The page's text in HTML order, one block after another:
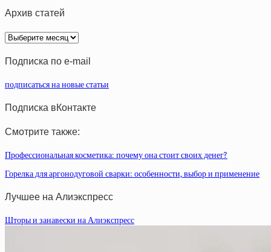
Архив статей
Архив
статей
Подписка по e-mail
подписаться на новые статьи
Подписка вКонтакте
Смотрите также:
Профессиональная косметика: почему она стоит своих денег?
Горелка для аргонодуговой сварки: особенности, выбор и применение
Лучшее на Алиэкспресс
Шторы и занавески на Алиэкспресс